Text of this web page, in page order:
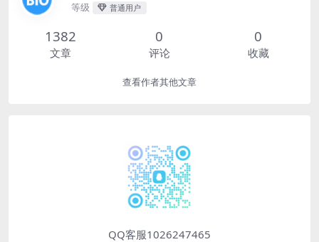
等级 普通用户
1382
文章
0
评论
0
收藏
查看作者其他文章
QQ客服1026247465